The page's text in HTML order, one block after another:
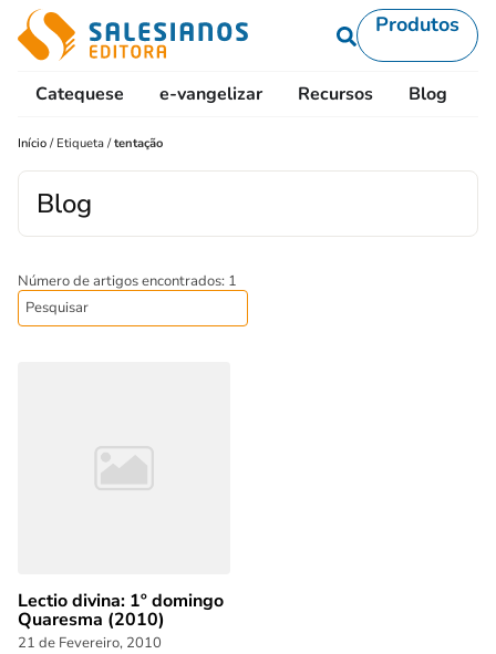
Produtos
Catequese e-vangelizar Recursos Blog
Início / Etiqueta /tentação
Blog
Número de artigos encontrados: 1
Lectio divina: 1º domingo
Quaresma (2010)
21 de Fevereiro, 2010